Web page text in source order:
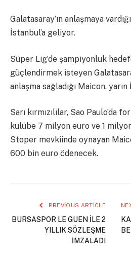
Galatasaray’ın anlaşmaya
İstanbul’a geliyor.
Süper Lig’de şampiyonluk
güçlendirmek isteyen
anlaşma sağladığı Maicon,
Sarı kırmızılılar, Sao Paulo’da
kulübe 7 milyon euro ve 1
Stoper mevkiinde oynayan
600 bin euro ödenecek.
PREVIOUS ARTICLE
BURSASPOR LE GUEN İLE 2
YILLIK SÖZLEŞME
İMZALADI